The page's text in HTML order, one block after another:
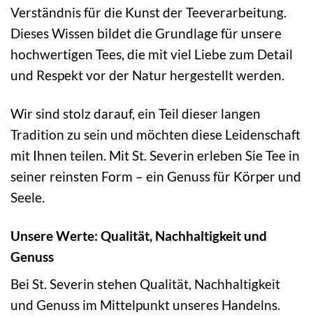
Verständnis für die Kunst der Teeverarbeitung.
Dieses Wissen bildet die Grundlage für unsere
hochwertigen Tees, die mit viel Liebe zum Detail
und Respekt vor der Natur hergestellt werden.
Wir sind stolz darauf, ein Teil dieser langen
Tradition zu sein und möchten diese Leidenschaft
mit Ihnen teilen. Mit St. Severin erleben Sie Tee in
seiner reinsten Form – ein Genuss für Körper und
Seele.
Unsere Werte: Qualität, Nachhaltigkeit und
Genuss
Bei St. Severin stehen Qualität, Nachhaltigkeit
und Genuss im Mittelpunkt unseres Handelns.